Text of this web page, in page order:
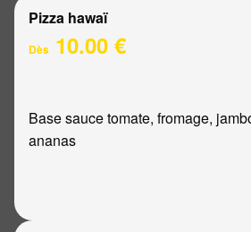
Pizza hawaï
Dès 10.00 €
Base sauce tomate, fromage,
ananas